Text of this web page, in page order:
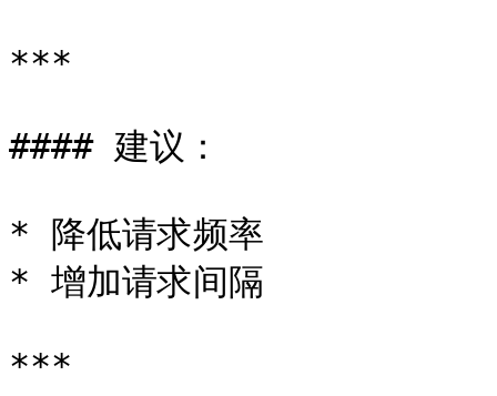
***
#### 建议：
* 降低请求频率
* 增加请求间隔
***